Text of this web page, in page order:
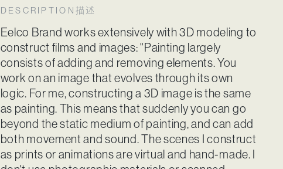
DESCRIPTION 描述
Eelco Brand works extensively with 3D modeling to
construct films and images: "Painting largely
consists of adding and removing elements. You
work on an image that evolves through its own
logic. For me, constructing a 3D image is the same
as painting. This means that suddenly you can go
beyond the static medium of painting, and can add
both movement and sound. The scenes I construct
as prints or animations are virtual and hand-made. I